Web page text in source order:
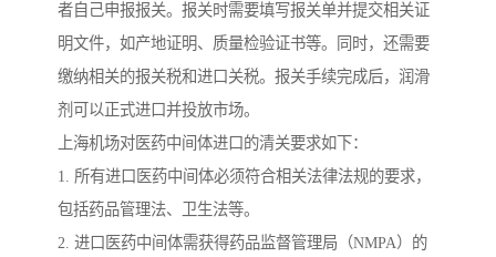
者自己申报报关。报关时需要填写报关单并提交相关证
明文件，如产地证明、质量检验证书等。同时，还需要
缴纳相关的报关税和进口关税。报关手续完成后，润滑
剂可以正式进口并投放市场。
上海机场对医药中间体进口的清关要求如下：
1. 所有进口医药中间体必须符合相关法律法规的要求，
包括药品管理法、卫生法等。
2. 进口医药中间体需获得药品监督管理局（NMPA）的